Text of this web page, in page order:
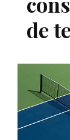
de